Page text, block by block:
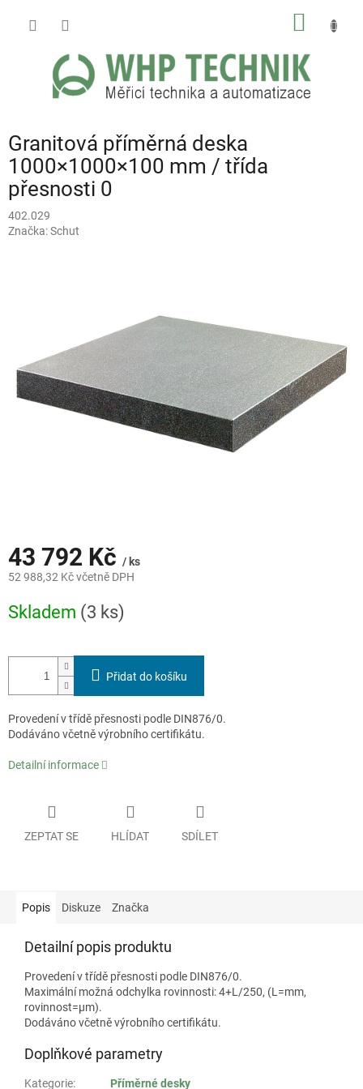
Granitová příměrná deska
1000×1000×100 mm / třída
přesnosti 0
402.029
Značka:Schut
43 792 Kč / ks
52 988,32 Kč včetně DPH
cena:
Skladem (3 ks)
Přidat do košíku
Provedení v třídě přesnosti podle DIN876/0.
Dodáváno včetně výrobního certifikátu.
Detailní informace
ZEPTAT SE HLÍDAT SDÍLET
Popis Diskuze Značka
Detailní popis produktu
Provedení v třídě přesnosti podle DIN876/0.
Maximální možná odchylka rovinnosti: 4+L/250, (L=mm,
rovinnost=µm).
Dodáváno včetně výrobního certifikátu.
Doplňkové parametry
Kategorie: Příměrné desky